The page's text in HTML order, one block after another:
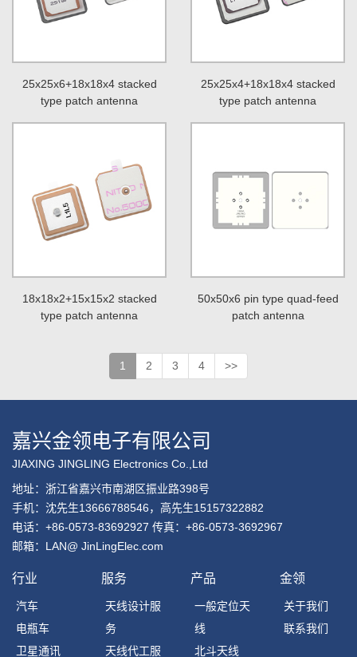
25x25x6+18x18x4 stacked
type patch antenna
25x25x4+18x18x4 stacked
type patch antenna
18x18x2+15x15x2 stacked
type patch antenna
50x50x6 pin type quad-feed
patch antenna
1 2 3 4 >>
嘉兴金领电子有限公司
JIAXING JINGLING Electronics Co.,Ltd
地址：浙江省嘉兴市南湖区振业路398号
手机：沈先生13666788546，高先生15157322882
电话：+86-0573-83692927 传真：+86-0573-3692967
邮箱：LAN@ JinLingElec.com
行业
汽车
电瓶车
卫星通讯
服务
天线设计服
务
天线代工服
产品
一般定位天
线
北斗天线
金领
关于我们
联系我们